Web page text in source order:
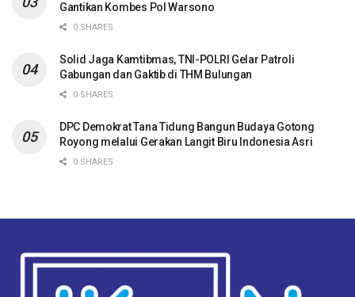
Gantikan Kombes Pol Warsono
0 SHARES
Solid Jaga Kamtibmas, TNI-POLRI Gelar Patroli
Gabungan dan Gaktib di THM Bulungan
0 SHARES
DPC Demokrat Tana Tidung Bangun Budaya Gotong
Royong melalui Gerakan Langit Biru Indonesia Asri
0 SHARES